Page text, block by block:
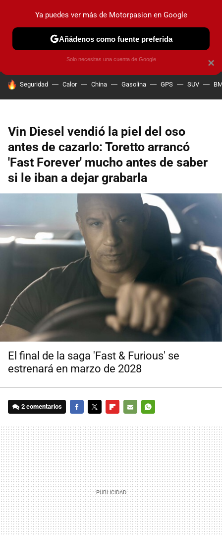
PRUEBAS COCHES ELÉCTRICOS OBSERVATORIO
HOY SE HABLA DE
Seguridad Calor China Gasolina GPS SUV
Vin Diesel vendió la piel del oso
antes de cazarlo: Toretto arrancó
'Fast Forever' mucho antes de saber
si le iban a dejar grabarla
El final de la saga 'Fast & Furious' se
estrenará en marzo de 2028
2 comentarios
MAIL
×
Ya puedes ver más de Motorpasion en Google
Añádenos como fuente preferida
Solo necesitas una cuenta de Google